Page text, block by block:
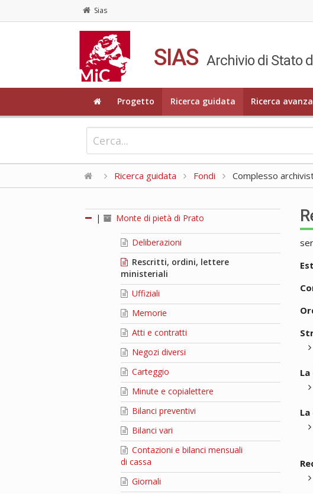
Sias
SIAS Archivio di Stato
Progetto Ricerca guidata Ricerca
Ricerca guidata Fondi Complesso
| Monte di pietà di Prato
Deliberazioni
Rescritti, ordini, lettere
ministeriali
Uffiziali
Memorie
Atti e contratti
Negozi diversi
Carteggio
Minute e copialettere
Bilanci preventivi
Bilanci vari
Contazioni e bilanci mensuali
di cassa
Giornali